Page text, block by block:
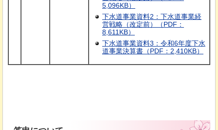
5,096KB）
下水道事業資料2：下水道事業経
営戦略（改定前）（PDF：
8,611KB）
下水道事業資料3：令和6年度下水
道事業決算書（PDF：2,410KB）